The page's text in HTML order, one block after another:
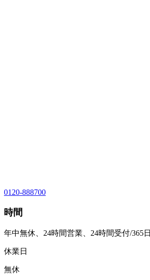
0120-888700
時間
年中無休、24時間営業、24時間受付/365
休業日
無休